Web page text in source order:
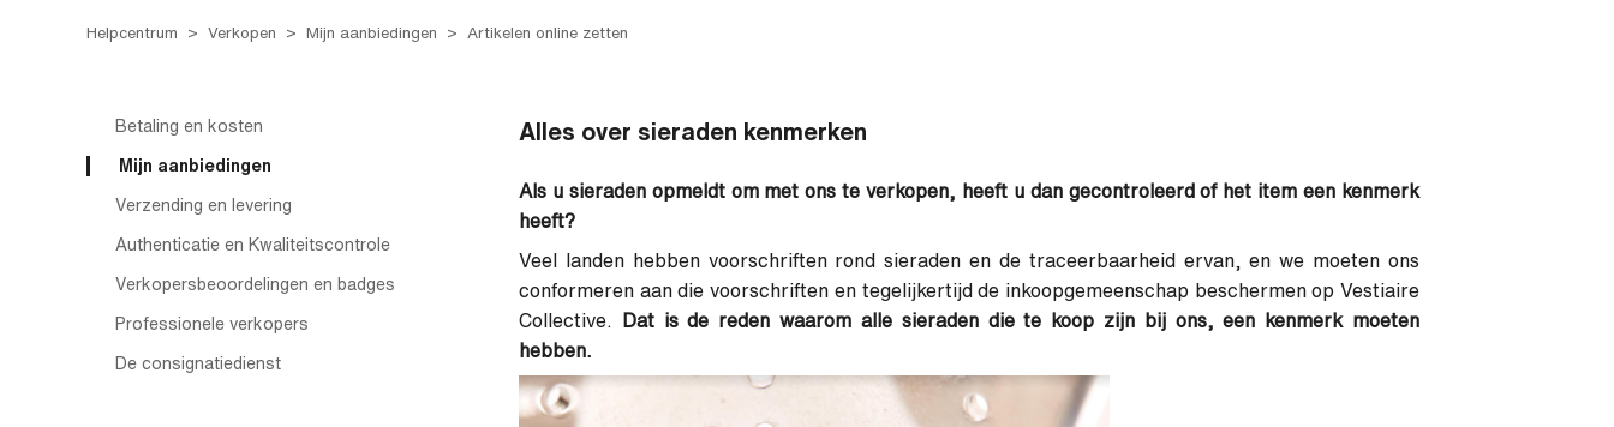
Helpcentrum Verkopen Mijn aanbiedingen Artikelen online zetten
Betaling en kosten
Mijn aanbiedingen
Verzending en levering
Authenticatie en Kwaliteitscontrole
Verkopersbeoordelingen en badges
Professionele verkopers
De consignatiedienst
Alles over sieraden kenmerken
Als u sieraden opmeldt om met ons te verkopen, heeft u dan gecontroleerd of het item een ​​kenmerk
heeft?
Veel landen hebben voorschriften rond sieraden en de traceerbaarheid ervan, en we moeten ons
conformeren aan die voorschriften en tegelijkertijd de inkoopgemeenschap beschermen op Vestiaire
Collective.
Dat is de reden waarom alle sieraden die te koop zijn bij ons, een kenmerk moeten
hebben.